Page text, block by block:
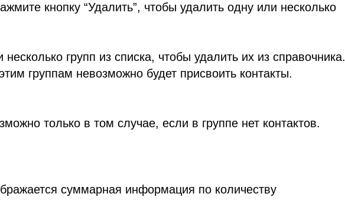
кнопку “Удалить”, чтобы удалить одну или несколько
групп из списка, чтобы удалить их из справочника.
группам невозможно будет присвоить контакты.
только в том случае, если в группе нет контактов.
суммарная информация по количеству